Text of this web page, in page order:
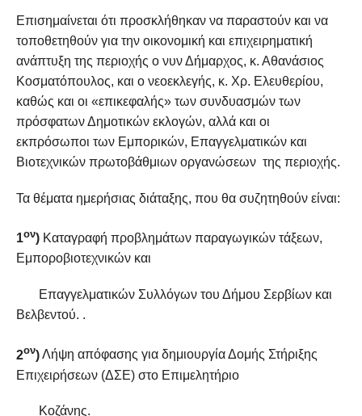
Επισημαίνεται ότι προσκλήθηκαν να παραστούν και να
τοποθετηθούν για την οικονομική και επιχειρηματική
ανάπτυξη της περιοχής ο νυν Δήμαρχος, κ. Αθανάσιος
Κοσματόπουλος, και ο νεοεκλεγής, κ. Χρ. Ελευθερίου,
καθώς και οι «επικεφαλής» των συνδυασμών των
πρόσφατων Δημοτικών εκλογών, αλλά και οι
εκπρόσωποι των Εμπορικών, Επαγγελματικών και
Βιοτεχνικών πρωτοβάθμιων οργανώσεων της περιοχής.
Τα θέματα ημερήσιας διάταξης, που θα συζητηθούν είναι:
1ον)Καταγραφή προβλημάτων παραγωγικών τάξεων,
Εμποροβιοτεχνικών και
Επαγγελματικών Συλλόγων του Δήμου Σερβίων και
Βελβεντού. .
2ον)Λήψη απόφασης για δημιουργία Δομής Στήριξης
Επιχειρήσεων (ΔΣΕ) στο Επιμελητήριο
Κοζάνης.